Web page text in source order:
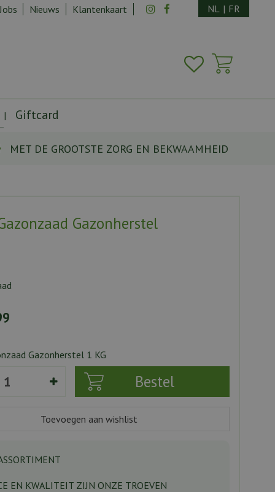
MET DE GROOTSTE ZORG EN BEKWAAMHEID
Nieuws Klantenkaart NL | FR
Giftcard
Gazonherstel
Gazonherstel 1 KG
EN KWALITEIT ZIJN ONZE TROEVEN